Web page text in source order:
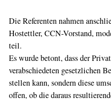
Die Referenten nahmen
Hostettler, CCN-Vorstand,
teil.
Es wurde betont, dass der
verabschiedeten gesetzlichen
stellen kann, sondern diese
offen, ob die daraus